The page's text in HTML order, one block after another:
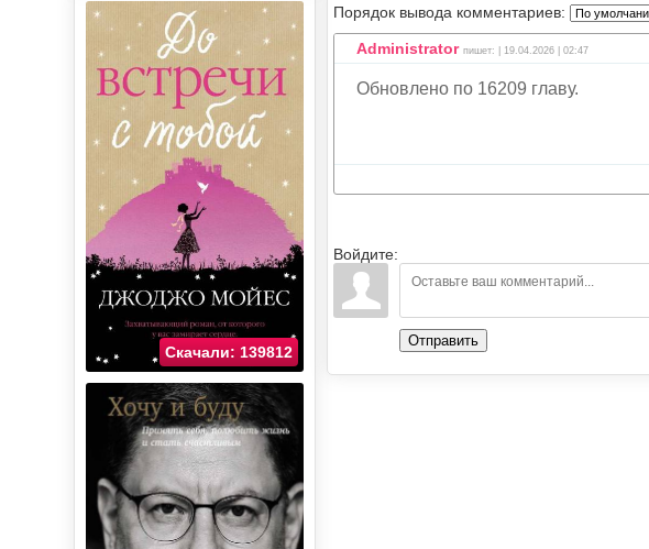
Порядок вывода комментариев:
Administratorпишет: | 19.04.2026 | 02:47
Обновлено по 16209 главу.
Войдите:
Отправить
Скачали: 139812